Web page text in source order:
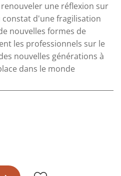
une réflexion sur
d'une fragilisation
nouvelles formes de
les professionnels sur le
nouvelles générations à
dans le monde